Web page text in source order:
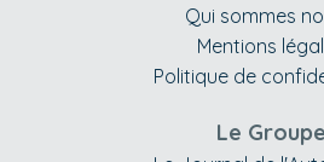
Qui sommes
Mentions
Politique de
Le Groupe